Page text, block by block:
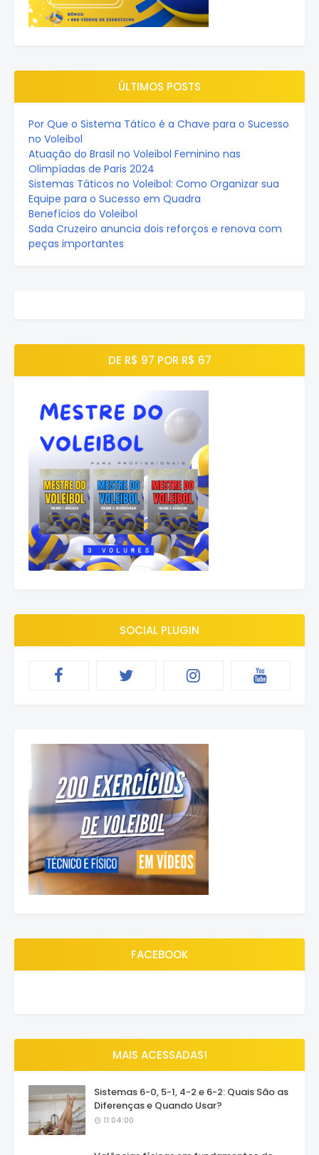
ÚLTIMOS POSTS
Por Que o Sistema Tático é a Chave para o Sucesso
no Voleibol
Atuação do Brasil no Voleibol Feminino nas
Olimpíadas de Paris 2024
Sistemas Táticos no Voleibol: Como Organizar sua
Equipe para o Sucesso em Quadra
Benefícios do Voleibol
Sada Cruzeiro anuncia dois reforços e renova com
peças importantes
DE R$ 97 POR R$ 67
SOCIAL PLUGIN
FACEBOOK
MAIS ACESSADAS!
Sistemas 6-0, 5-1, 4-2 e 6-2: Quais São as
Diferenças e Quando Usar?
11:04:00